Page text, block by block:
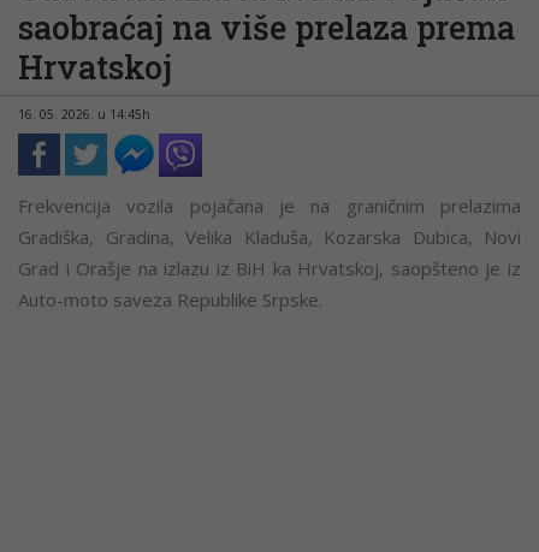
saobraćaj na više prelaza prema
Hrvatskoj
16. 05. 2026. u 14:45h
Frekvencija vozila pojačana je na graničnim prelazima
Gradiška, Gradina, Velika Kladuša, Kozarska Dubica, Novi
Grad i Orašje na izlazu iz BiH ka Hrvatskoj, saopšteno je iz
Auto-moto saveza Republike Srpske.